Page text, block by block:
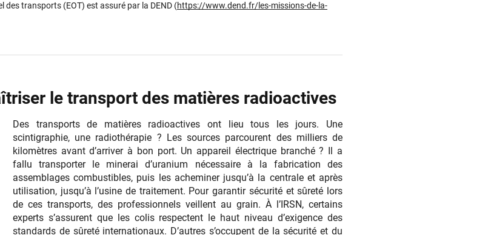
des transports (EOT) est assuré par la DEND (https://www.dend.fr/les-missions-de-la-
le transport des matières radioactives
Des transports de matières radioactives ont lieu tous les jours. Une
scintigraphie, une radiothérapie ? Les sources parcourent des milliers de
kilomètres avant d’arriver à bon port. Un appareil électrique branché ? Il a
fallu transporter le minerai d’uranium nécessaire à la fabrication des
assemblages combustibles, puis les acheminer jusqu’à la centrale et après
utilisation, jusqu’à l’usine de traitement. Pour garantir sécurité et sûreté lors
de ces transports, des professionnels veillent au grain. À l’IRSN, certains
experts s’assurent que les colis respectent le haut niveau d’exigence des
standards de sûreté internationaux. D’autres s’occupent de la sécurité et du